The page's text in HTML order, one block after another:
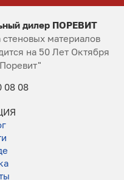
дилер ПОРЕВИТ
материалов
на 50 Лет Октября
08 08